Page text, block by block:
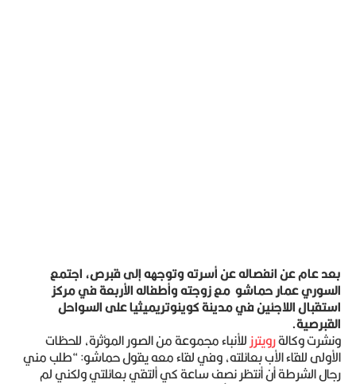
بعد عام عن انفصاله عن أسرته وتوجهه إلى قبرص، اجتمع
السوري عمار حماشو مع زوجته وأطفاله الأربعة في مركز
استقبال اللاجئين في مدينة كوينوتريميثيا على السواحل
القبرصية.
ونشرت وكالةرويترزللأنباء مجموعة من الصور المؤثرة، للحظات
الأولى للقاء الأب بعائلته، وفي لقاء معه يقول حماشو: “طلب مني
رجال الشرطة أن أنتظر نصف ساعة كي ألتقي بعائلتي ولكني لم